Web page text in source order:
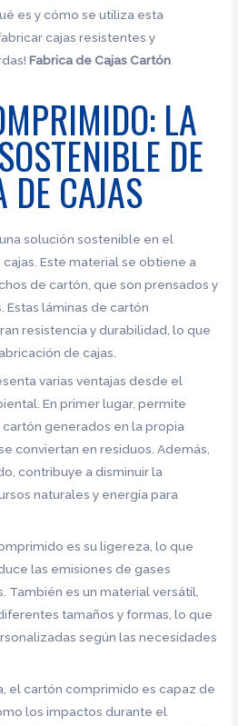
es y cómo se utiliza esta
cajas resistentes y
Fabrica de CajasCartón
LA
DE
DE CAJAS
solución sostenible en el
Este material se obtiene a
de cartón, que son prensados y
láminas de cartón
resistencia y durabilidad, lo que
de cajas.
varias ventajas desde el
En primer lugar, permite
generados en la propia
conviertan en residuos. Además,
contribuye a disminuir la
naturales y energía para
es su ligereza, lo que
las emisiones de gases
También es un material versátil,
tamaños y formas, lo que
según las necesidades
el cartón comprimido es capaz de
los impactos durante el